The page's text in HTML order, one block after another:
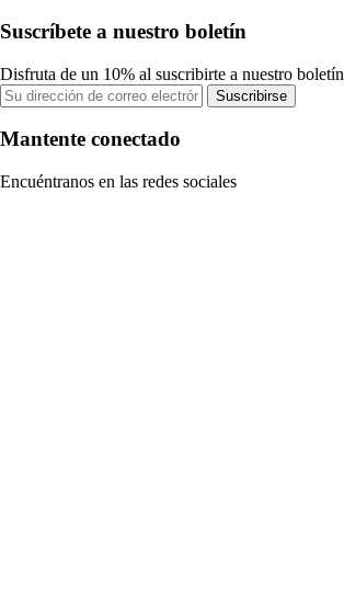
Suscríbete a nuestro boletín
Disfruta de un 10% al suscribirte a nuestro boletín
Suscribirse
Mantente conectado
Encuéntranos en las redes sociales